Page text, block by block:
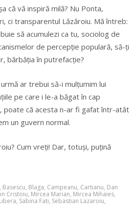
că vă inspiră milă? Nu Ponta,
ci transparentul Lăzăroiu. Mă întreb:
să acumulezi ca tu, sociolog de
de percepție populară, să-ți
bărbăția în putrefacție?
ar trebui să-i mulțumim lui
pe care i le-a băgat în cap
poate că acesta n-ar fi gafat într-atât
un guvern normal.
Cum vreți! Dar, totuși, puțină
, Basescu, Blaga, Campeanu, Cartianu, Dan
Cristoiu, Mircea Marian, Mircea Mihaies,
, Sabina Fati, Sebastian Lazaroiu,